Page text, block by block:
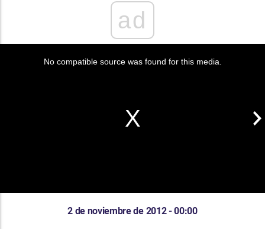
ad
No compatible source was found for this media.
2 de noviembre de 2012 - 00:00